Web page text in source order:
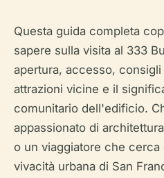
Questa guida completa
sapere sulla visita al 333
apertura, accesso,
attrazioni vicine e il
comunitario dell'edificio.
appassionato di
o un viaggiatore che
vivacità urbana di San